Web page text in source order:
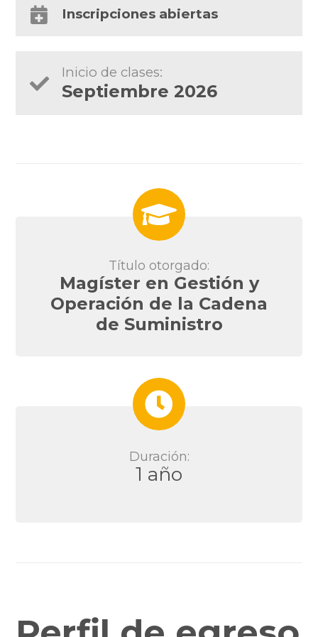
Inscripciones abiertas
Inicio de clases:
Septiembre 2026
Título otorgado:
Magíster en Gestión y
Operación de la Cadena
de Suministro
Duración:
1 año